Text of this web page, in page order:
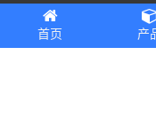
Copyright © 2012-2022 深圳
首页 产